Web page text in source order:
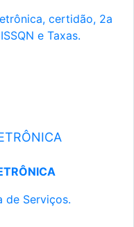
certidão, 2a
e Taxas.
de Serviços.